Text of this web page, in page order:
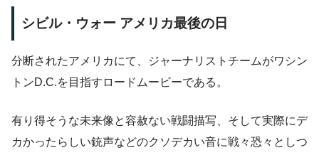
シビル・ウォー アメリカ最後の日
分断されたアメリカにて、ジャーナリストチームがワシン
トンD.C.を目指すロードムービーである。
有り得そうな未来像と容赦ない戦闘描写、そして実際にデ
カかったらしい銃声などのクソデカい音に戦々恐々としつ